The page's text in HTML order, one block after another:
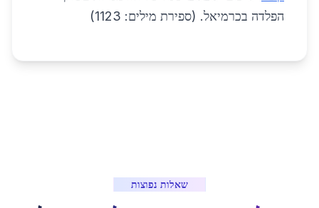
הפלדה בכרמיאל. (ספירת מילים: 1123)
שאלות נפוצות